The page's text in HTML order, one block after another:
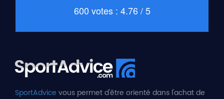
600 votes : 4.76 / 5
SportAdvice vous permet d'être orienté dans l'achat de